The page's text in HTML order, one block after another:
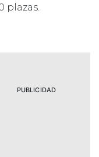
plazas.
PUBLICIDAD